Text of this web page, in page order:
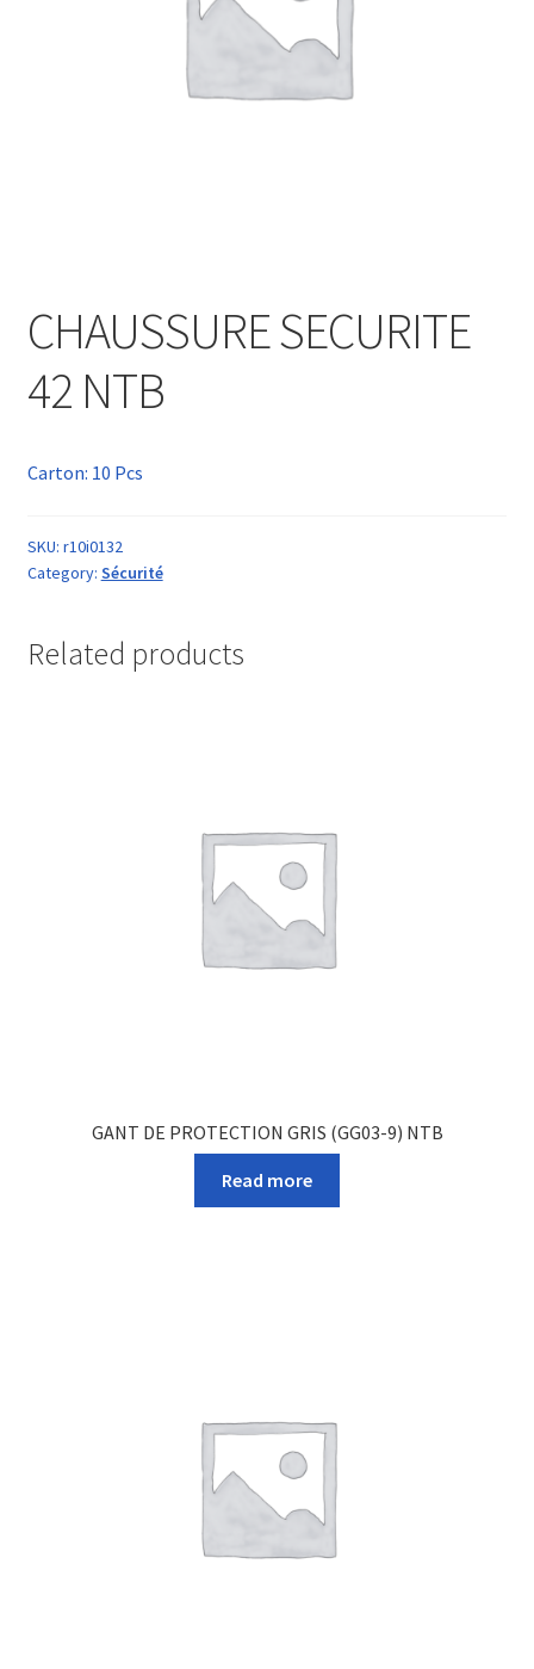
CHAUSSURE SECURITE
42 NTB
Carton: 10 Pcs
SKU: r10i0132
Category: Sécurité
Related products
GANT DE PROTECTION GRIS (GG03-9) NTB
Read more